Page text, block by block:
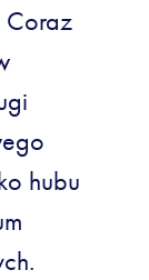
Coraz
hubu